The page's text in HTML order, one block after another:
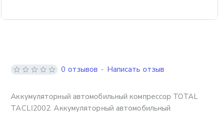
Аккумуляторный автомобильный компрессор TOTAL
TACLI2002. Аккумуляторный автомобильный
0 отзывов - Написать отзыв